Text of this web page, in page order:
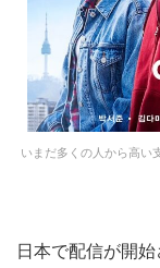
いまだ多くの人から高い
日本で配信が開